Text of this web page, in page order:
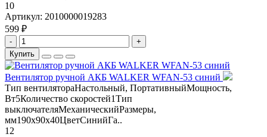
10
Артикул: 2010000019283
599 ₽
-
+
Купить
Вентилятор ручной АКБ WALKER WFAN-53 синий
Тип вентилятораНастольный, ПортативныйМощность,
Вт5Количество скоростей1Тип
выключателяМеханическийРазмеры,
мм190х90х40ЦветСинийГа..
12